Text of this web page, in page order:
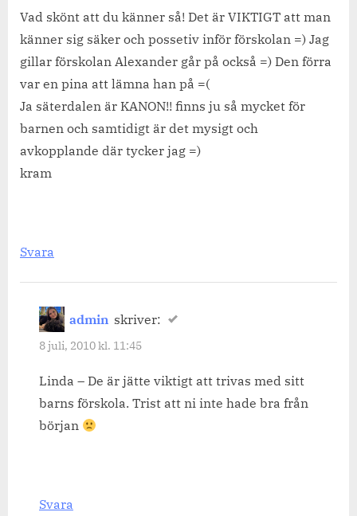
förskolan.”
Vad skönt att du känner så! Det är VIKTIGT att man
känner sig säker och possetiv inför förskolan =) Jag
gillar förskolan Alexander går på också =) Den förra
var en pina att lämna han på =(
Ja säterdalen är KANON!! finns ju så mycket för
barnen och samtidigt är det mysigt och
avkopplande där tycker jag =)
kram
Svara
admin skriver:
8 juli, 2010 kl. 11:45
Linda – De är jätte viktigt att trivas med sitt
barns förskola. Trist att ni inte hade bra från
början
Svara